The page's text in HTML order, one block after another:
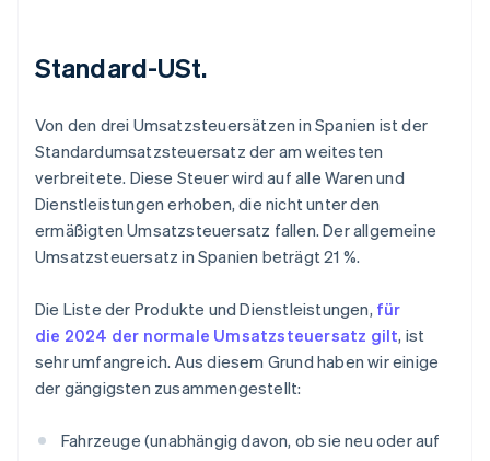
Standard-USt.
Von den drei Umsatzsteuersätzen in Spanien ist der
Standardumsatzsteuersatz der am weitesten
verbreitete. Diese Steuer wird auf alle Waren und
Dienstleistungen erhoben, die nicht unter den
ermäßigten Umsatzsteuersatz fallen. Der allgemeine
Umsatzsteuersatz in Spanien beträgt 21 %.
Die Liste der Produkte und Dienstleistungen, für
die 2024 der normale Umsatzsteuersatz gilt, ist
sehr umfangreich. Aus diesem Grund haben wir einige
der gängigsten zusammengestellt:
Fahrzeuge (unabhängig davon, ob sie neu oder auf